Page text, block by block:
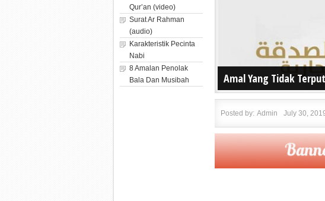
Qur’an (video)
Surat Ar Rahman
(audio)
Karakteristik Pecinta
Nabi
8 Amalan Penolak
Bala Dan Musibah
Amal Yang Tidak
Posted by: Admin July 30,